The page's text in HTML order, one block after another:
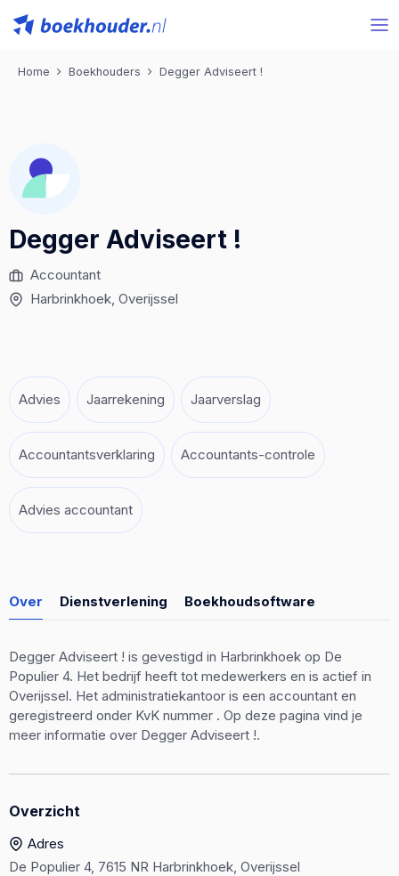
Home Boekhouders Degger Adviseert !
Degger Adviseert !
Accountant
Harbrinkhoek, Overijssel
Advies Jaarrekening Jaarverslag
Accountantsverklaring Accountants-controle
Advies accountant
Over Dienstverlening Boekhoudsoftware
Degger Adviseert ! is gevestigd in Harbrinkhoek op De
Populier 4. Het bedrijf heeft tot medewerkers en is actief in
Overijssel. Het administratiekantoor is een accountant en
geregistreerd onder KvK nummer . Op deze pagina vind je
meer informatie over Degger Adviseert !.
Overzicht
Adres
De Populier 4, 7615 NR Harbrinkhoek, Overijssel